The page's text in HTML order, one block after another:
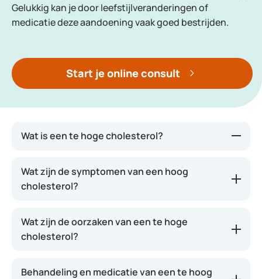
Gelukkig kan je door leefstijlveranderingen of
medicatie deze aandoening vaak goed bestrijden.
Start je online consult
Wat is een te hoge cholesterol?
een onmisbare lichaamseigen stof die belangrijk is
voor essentiële lichaamsprocessen zoals de
verschillende hormonen en vitamine D. Het is
echter wel van wezenlijk belang dat cholesterol in
aanwezig is.
Wat zijn de symptomen van een hoog
cholesterol?
Wat zijn de oorzaken van een te hoge
cholesterol?
Behandeling en medicatie van een te hoog